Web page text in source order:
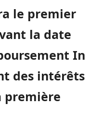
le premier
la date
In
des intérêts
première